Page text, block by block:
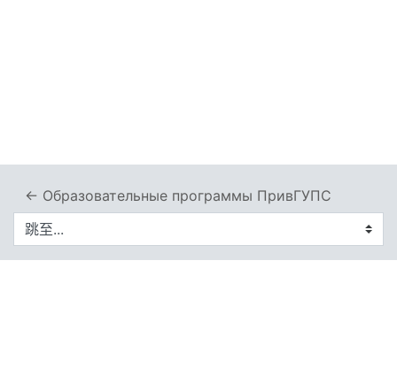
← Образовательные программы ПривГУПС
跳至...